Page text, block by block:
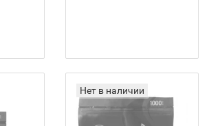
Нет в наличии